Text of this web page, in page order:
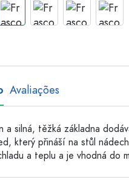
de plastico
Avaliações
silná, těžká základna
který přináší na stůl
a teplu a je vhodná do